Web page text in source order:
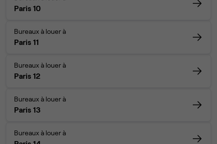
Paris 10
Bureaux à louer à
Paris 11
Bureaux à louer à
Paris 12
Bureaux à louer à
Paris 13
Bureaux à louer à